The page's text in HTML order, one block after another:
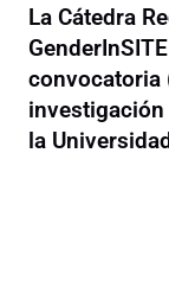
La Cátedra
convocatoria
investigación
la